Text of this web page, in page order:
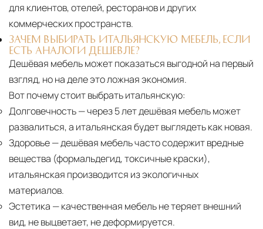
для клиентов, отелей, ресторанов и других
коммерческих пространств.
ЗАЧЕМ ВЫБИРАТЬ ИТАЛЬЯНСКУЮ МЕБЕЛЬ, ЕСЛИ
ЕСТЬ АНАЛОГИ ДЕШЕВЛЕ?
Дешёвая мебель может показаться выгодной на первый
взгляд, но на деле это ложная экономия.
Вот почему стоит выбрать итальянскую:
Долговечность— через 5 лет дешёвая мебель может
развалиться, а итальянская будет выглядеть как новая.
Здоровье— дешёвая мебель часто содержит вредные
вещества (формальдегид, токсичные краски),
итальянская производится из экологичных
материалов.
Эстетика — качественная мебель не теряет внешний
вид, не выцветает, не деформируется.